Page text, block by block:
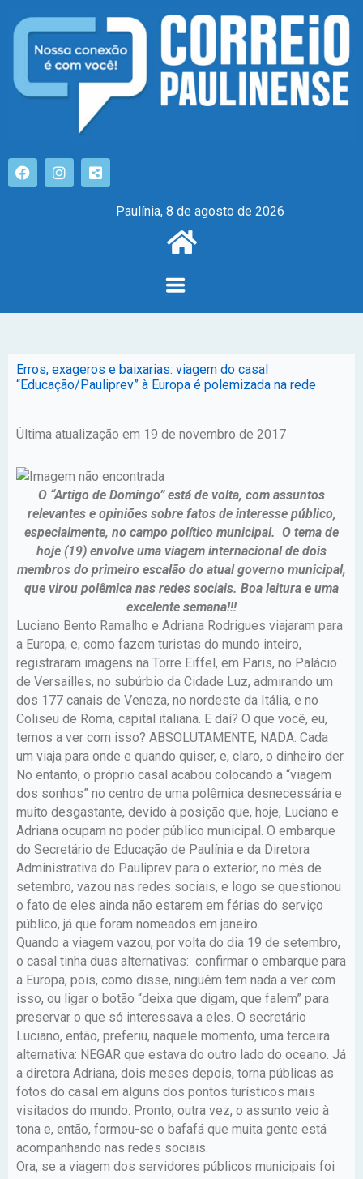
Paulínia, 8 de agosto de 2026
Erros, exageros e baixarias: viagem do casal
“Educação/Pauliprev” à Europa é polemizada na rede
Última atualização em 19 de novembro de 2017
O “Artigo de Domingo” está de volta, com assuntos
relevantes e opiniões sobre fatos de interesse público,
especialmente, no campo político municipal. O tema de
hoje (19) envolve uma viagem internacional de dois
membros do primeiro escalão do atual governo municipal,
que virou polêmica nas redes sociais. Boa leitura e uma
excelente semana!!!
Luciano Bento Ramalho e Adriana Rodrigues viajaram para
a Europa, e, como fazem turistas do mundo inteiro,
registraram imagens na Torre Eiffel, em Paris, no Palácio
de Versailles, no subúrbio da Cidade Luz, admirando um
dos 177 canais de Veneza, no nordeste da Itália, e no
Coliseu de Roma, capital italiana. E daí? O que você, eu,
temos a ver com isso? ABSOLUTAMENTE, NADA. Cada
um viaja para onde e quando quiser, e, claro, o dinheiro der.
No entanto, o próprio casal acabou colocando a “viagem
dos sonhos” no centro de uma polêmica desnecessária e
muito desgastante, devido à posição que, hoje, Luciano e
Adriana ocupam no poder público municipal. O embarque
do Secretário de Educação de Paulínia e da Diretora
Administrativa do Pauliprev para o exterior, no mês de
setembro, vazou nas redes sociais, e logo se questionou
o fato de eles ainda não estarem em férias do serviço
público, já que foram nomeados em janeiro.
Quando a viagem vazou, por volta do dia 19 de setembro,
o casal tinha duas alternativas: confirmar o embarque para
a Europa, pois, como disse, ninguém tem nada a ver com
isso, ou ligar o botão “deixa que digam, que falem” para
preservar o que só interessava a eles. O secretário
Luciano, então, preferiu, naquele momento, uma terceira
alternativa: NEGAR que estava do outro lado do oceano. Já
a diretora Adriana, dois meses depois, torna públicas as
fotos do casal em alguns dos pontos turísticos mais
visitados do mundo. Pronto, outra vez, o assunto veio à
tona e, então, formou-se o bafafá que muita gente está
acompanhando nas redes sociais.
Ora, se a viagem dos servidores públicos municipais foi